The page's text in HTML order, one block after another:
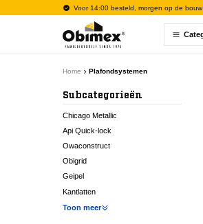
Voor 14:00 besteld, morgen op de bouw
Home Plafondsystemen
Subcategorieën
Chicago Metallic
Api Quick-lock
Owaconstruct
Obigrid
Geipel
Kantlatten
Toon meer